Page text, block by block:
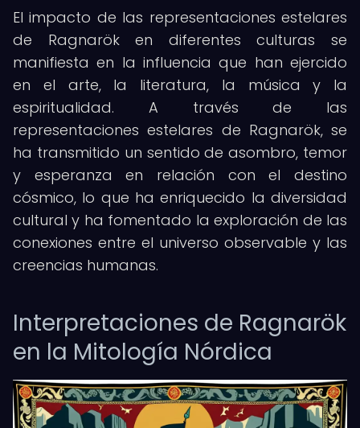
El impacto de las representaciones estelares
de Ragnarök en diferentes culturas se
manifiesta en la influencia que han ejercido
en el arte, la literatura, la música y la
espiritualidad. A través de las
representaciones estelares de Ragnarök, se
ha transmitido un sentido de asombro, temor
y esperanza en relación con el destino
cósmico, lo que ha enriquecido la diversidad
cultural y ha fomentado la exploración de las
conexiones entre el universo observable y las
creencias humanas.
Interpretaciones de Ragnarök
en la Mitología Nórdica